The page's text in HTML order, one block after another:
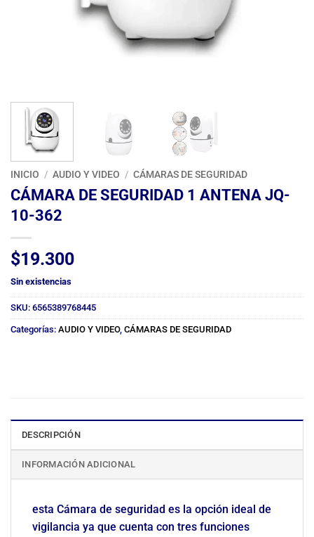
INICIO / AUDIO Y VIDEO / CÁMARAS DE SEGURIDAD
CÁMARA DE SEGURIDAD 1 ANTENA JQ-
10-362
$19.300
Sin existencias
SKU: 6565389768445
Categorías: AUDIO Y VIDEO, CÁMARAS DE SEGURIDAD
DESCRIPCIÓN
INFORMACIÓN ADICIONAL
esta Cámara de seguridad es la opción ideal de
vigilancia ya que cuenta con tres funciones